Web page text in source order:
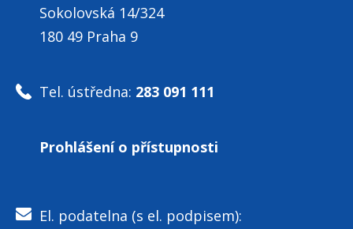
Sokolovská 14/324
180 49 Praha 9
Tel. ústředna: 283 091 111
Prohlášení o přístupnosti
El. podatelna (s el. podpisem):